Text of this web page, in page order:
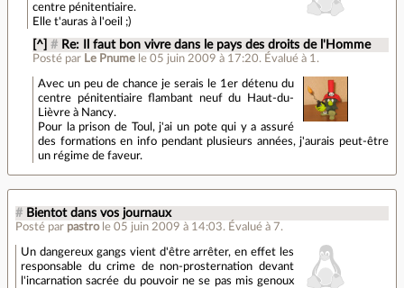
centre pénitentiaire.
Elle t'auras à l'oeil ;)
[^] # Re: Il faut bon vivre dans le pays des droits de l'Homme
Posté par Le Pnume le 05 juin 2009 à 17:20. Évalué à 1 .
Avec un peu de chance je serais le 1er détenu du
centre pénitentiaire flambant neuf du Haut-du-
Lièvre à Nancy.
Pour la prison de Toul, j'ai un pote qui y a assuré
des formations en info pendant plusieurs années, j'aurais peut-être
un régime de faveur.
# Bientot dans vos journaux
Posté par pastro le 05 juin 2009 à 14:03. Évalué à 7.
Un dangereux gangs vient d'être arrêter, en effet les
responsable du crime de non-prosternation devant
l'incarnation sacrée du pouvoir ne se pas mis genoux